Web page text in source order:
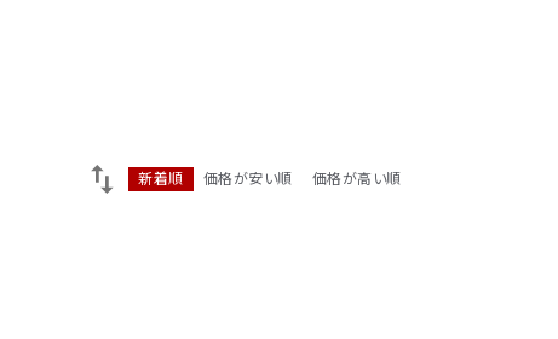
新着順 価格が安い順 価格が高い順